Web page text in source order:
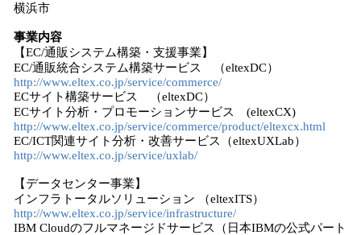
横浜市
事業内容
【EC/通販システム構築・支援事業】
EC/通販統合システム構築サービス （eltexDC）
http://www.eltex.co.jp/service/commerce/
ECサイト構築サービス （eltexDC）
ECサイト分析・プロモーションサービス (eltexCX)
http://www.eltex.co.jp/service/commerce/product/eltexcx.html
EC/ICT関連サイト分析・改善サービス（eltexUXLab）
http://www.eltex.co.jp/service/uxlab/
【データセンター事業】
インフラトータルソリューション （eltexITS）
http://www.eltex.co.jp/service/infrastructure/
IBM Cloudのフルマネージドサービス（日本IBMの公式パート